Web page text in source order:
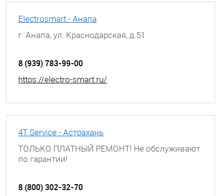
Electrosmart - Анапа
г. Анапа, ул. Краснодарская, д.51
8 (939) 783-99-00
https://electro-smart.ru/
4T Service - Астрахань
ТОЛЬКО ПЛАТНЫЙ РЕМОНТ! Не обслуживают
по гарантии!
8 (800) 302-32-70